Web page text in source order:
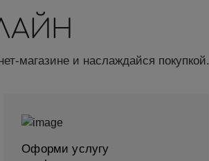
магазине и наслаждайся покупкой.
Оформи услугу